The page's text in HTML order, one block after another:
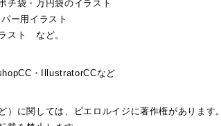
袋・万円袋のイラスト
ー用イラスト
スト など。
・IllustratorCCなど
）に関しては、ピエロルイジに著作権があります。